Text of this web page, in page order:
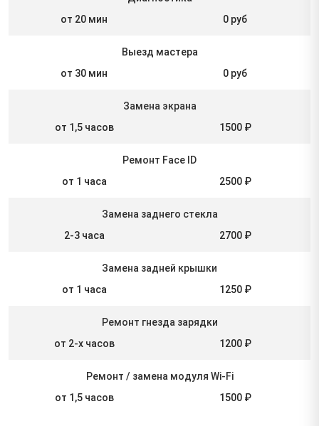
от 20 мин
0 руб
Выезд мастера
от 30 мин
0 руб
Замена экрана
от 1,5 часов
1500 ₽
Ремонт Face ID
от 1 часа
2500 ₽
Замена заднего стекла
2-3 часа
2700 ₽
Замена задней крышки
от 1 часа
1250 ₽
Ремонт гнезда зарядки
от 2-х часов
1200 ₽
Ремонт / замена модуля Wi-Fi
от 1,5 часов
1500 ₽